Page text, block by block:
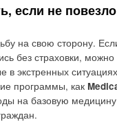
если не
на свою сторону.
без страховки, можно
в экстренных
программы, как
на базовую